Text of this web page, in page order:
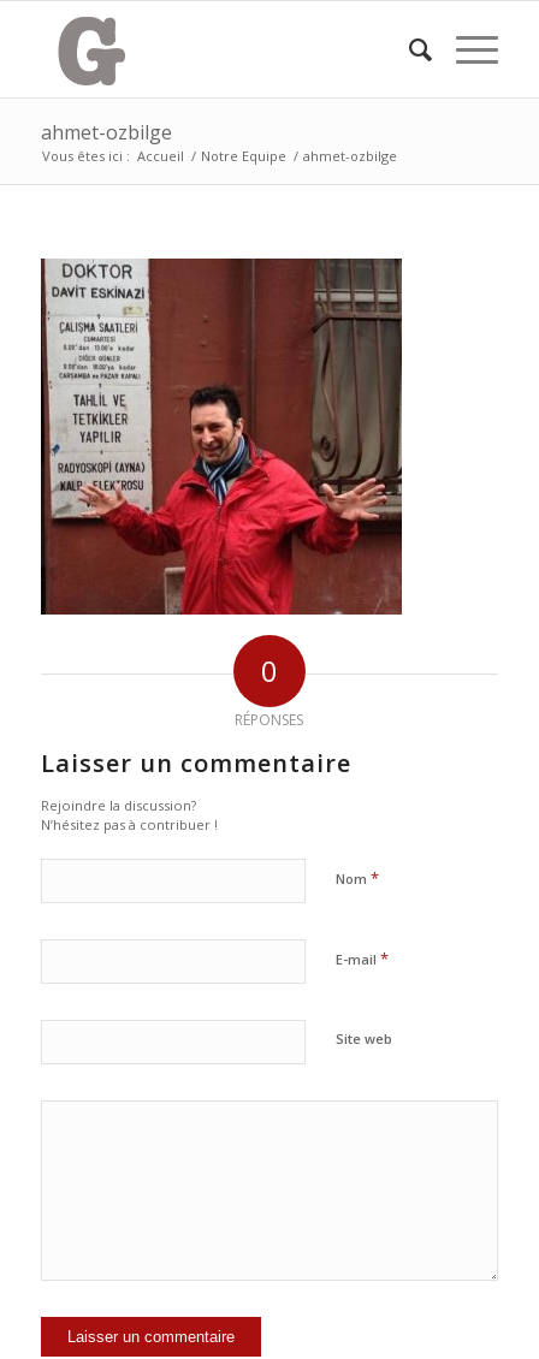
ahmet-ozbilge
Vous êtes ici : Accueil / Notre Equipe / ahmet-ozbilge
0
RÉPONSES
Laisser un commentaire
Rejoindre la discussion?
N’hésitez pas à contribuer !
Nom *
E-mail *
Site web